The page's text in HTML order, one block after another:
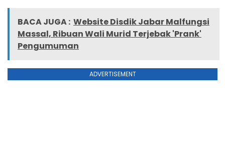
BACA JUGA : Website Disdik Jabar Malfungsi
Massal, Ribuan Wali Murid Terjebak 'Prank'
Pengumuman
ADVERTISEMENT